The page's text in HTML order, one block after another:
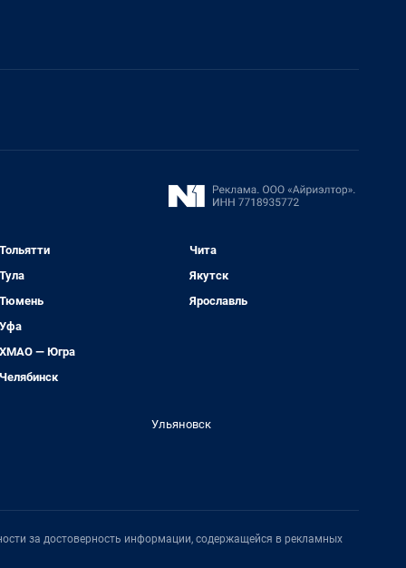
— Югра
Чита
Якутск
Ярославль
Ульяновск
за достоверность информации, содержащейся в рекламных